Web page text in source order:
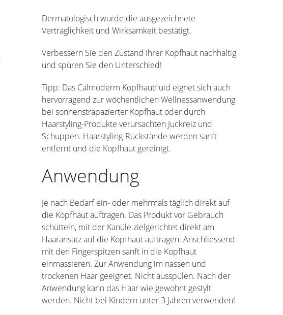
Dermatologisch wurde die ausgezeichnete
Verträglichkeit und Wirksamkeit bestätigt.
Verbessern Sie den Zustand Ihrer Kopfhaut nachhaltig
und spüren Sie den Unterschied!
Tipp: Das Calmoderm Kopfhautfluid eignet sich auch
hervorragend zur wöchentlichen Wellnessanwendung
bei sonnenstrapazierter Kopfhaut oder durch
Haarstyling-Produkte verursachten Juckreiz und
Schuppen. Haarstyling-Rückstände werden sanft
entfernt und die Kopfhaut gereinigt.
Anwendung
Je nach Bedarf ein- oder mehrmals täglich direkt auf
die Kopfhaut auftragen. Das Produkt vor Gebrauch
schütteln, mit der Kanüle zielgerichtet direkt am
Haaransatz auf die Kopfhaut auftragen. Anschliessend
mit den Fingerspitzen sanft in die Kopfhaut
einmassieren. Zur Anwendung im nassen und
trockenen Haar geeignet. Nicht ausspülen. Nach der
Anwendung kann das Haar wie gewohnt gestylt
werden. Nicht bei Kindern unter 3 Jahren verwenden!